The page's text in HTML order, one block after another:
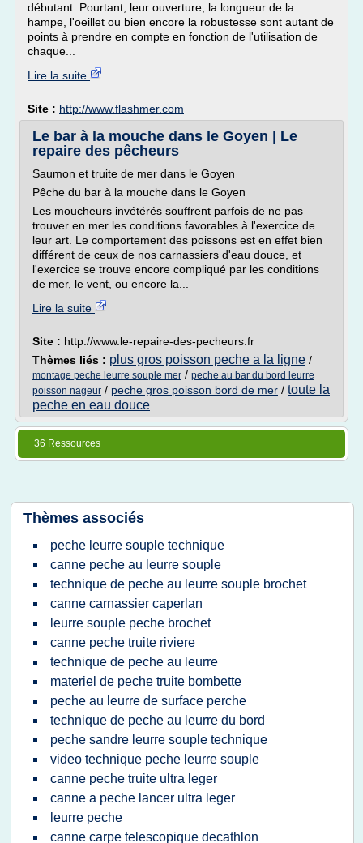
débutant. Pourtant, leur ouverture, la longueur de la
hampe, l'oeillet ou bien encore la robustesse sont autant de
points à prendre en compte en fonction de l'utilisation de
chaque...
Lire la suite
Site : http://www.flashmer.com
Le bar à la mouche dans le Goyen | Le
repaire des pêcheurs
Saumon et truite de mer dans le Goyen
Pêche du bar à la mouche dans le Goyen
Les moucheurs invétérés souffrent parfois de ne pas
trouver en mer les conditions favorables à l'exercice de
leur art. Le comportement des poissons est en effet bien
différent de ceux de nos carnassiers d'eau douce, et
l'exercice se trouve encore compliqué par les conditions
de mer, le vent, ou encore la...
Lire la suite
Site : http://www.le-repaire-des-pecheurs.fr
Thèmes liés : plus gros poisson peche a la ligne /
montage peche leurre souple mer / peche au bar du bord leurre
poisson nageur / peche gros poisson bord de mer / toute la
peche en eau douce
36 Ressources
Thèmes associés
peche leurre souple technique
canne peche au leurre souple
technique de peche au leurre souple brochet
canne carnassier caperlan
leurre souple peche brochet
canne peche truite riviere
technique de peche au leurre
materiel de peche truite bombette
peche au leurre de surface perche
technique de peche au leurre du bord
peche sandre leurre souple technique
video technique peche leurre souple
canne peche truite ultra leger
canne a peche lancer ultra leger
leurre peche
canne carpe telescopique decathlon